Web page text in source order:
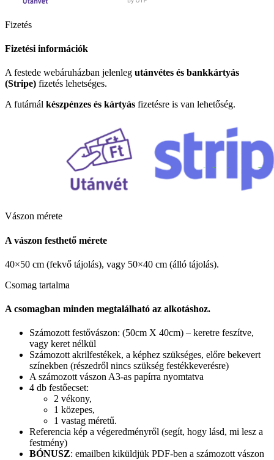
Fizetés
Fizetési információk
A festede webáruházban jelenleg utánvétes és bankkártyás
(Stripe) fizetés lehetséges.
A futárnál készpénzes és kártyás fizetésre is van lehetőség.
Vászon mérete
A vászon festhető mérete
40×50 cm (fekvő tájolás), vagy 50×40 cm (álló tájolás).
Csomag tartalma
A csomagban minden megtalálható az alkotáshoz.
Számozott festővászon: (50cm X 40cm) – keretre feszítve,
vagy keret nélkül
Számozott akrilfestékek, a képhez szükséges, előre bekevert
színekben (részedről nincs szükség festékkeverésre)
A számozott vászon A3-as papírra nyomtatva
4 db festőecset:
2 vékony,
1 közepes,
1 vastag méretű.
Referencia kép a végeredményről (segít, hogy lásd, mi lesz a
festmény)
BÓNUSZ: emailben kiküldjük PDF-ben a számozott vászon